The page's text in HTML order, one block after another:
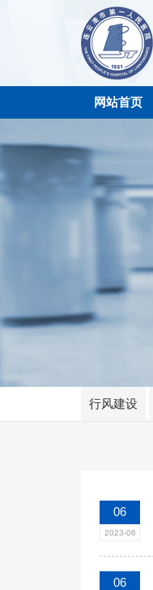
网站首页
行风建设
06
2023-06
06